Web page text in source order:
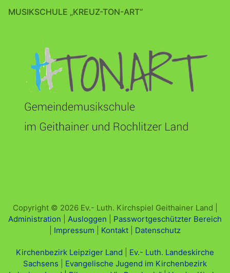
MUSIKSCHULE „KREUZ-TON-ART“
Copyright © 2026 Ev.- Luth. Kirchspiel Geithainer Land |
Administration
Ausloggen
Passwortgeschützter Bereich
Impressum Kontakt Datenschutz
Kirchenbezirk Leipziger Land
Ev.- Luth. Landeskirche
Sachsens
Evangelische Jugend im Kirchenbezirk